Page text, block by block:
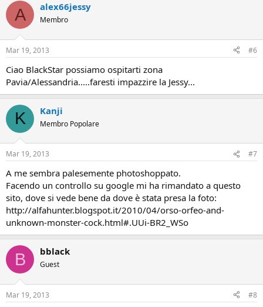
A alex66jessy
Membro
Mar 19, 2013 #6
Ciao BlackStar possiamo ospitarti zona
Pavia/Alessandria.....faresti impazzire la Jessy...
K Kanji
Membro Popolare
Mar 19, 2013 #7
A me sembra palesemente photoshoppato.
Facendo un controllo su google mi ha rimandato a questo
sito, dove si vede bene da dove è stata presa la foto:
http://alfahunter.blogspot.it/2010/04/orso-orfeo-and-
unknown-monster-cock.html#.UUi-BR2_WSo
B bblack
Guest
Mar 19, 2013 #8